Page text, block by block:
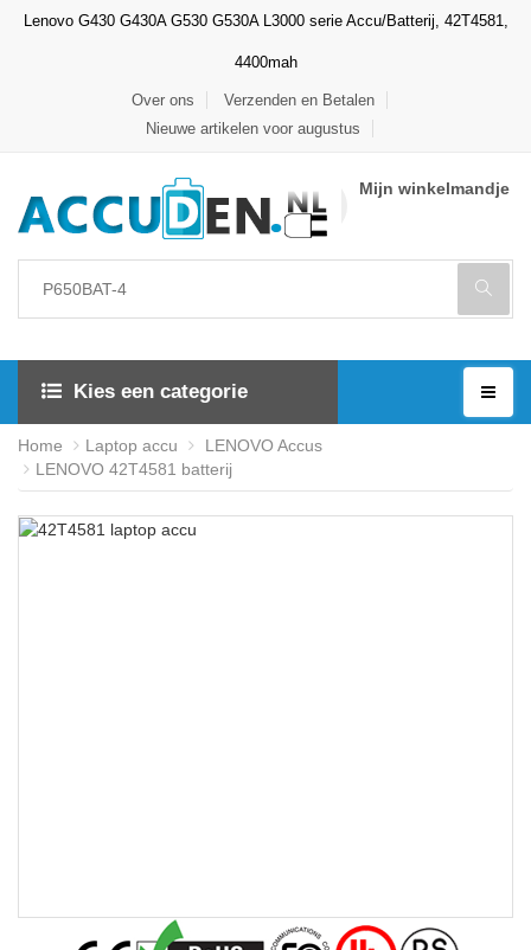
Lenovo G430 G430A G530 G530A L3000 serie Accu/Batterij, 42T4581,
4400mah
Over ons
Verzenden en Betalen
Nieuwe artikelen voor augustus
Mijn winkelmandje
Kies een categorie
Home Laptop accu
LENOVO Accus
LENOVO 42T4581 batterij